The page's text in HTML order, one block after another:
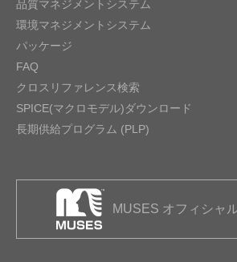
品質マネジメントシステム
環境マネジメントシステム
パッケージ
FAQ
クロスリファレンス検索
SPICE(マクロモデル)ダウンロード
長期供給プログラム (PLP)
MUSES オフィシャ